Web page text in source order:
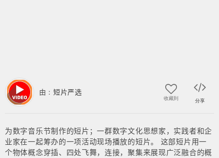
收藏到 分享
由 : 短片严选
为数字音乐节制作的短片；一群数字文化思想家，实践者和企
业家在一起筹办的一项活动现场播放的短片。 这部短片用一
个物体概念穿插、四处飞舞，连接，聚集来展现广泛融合的概